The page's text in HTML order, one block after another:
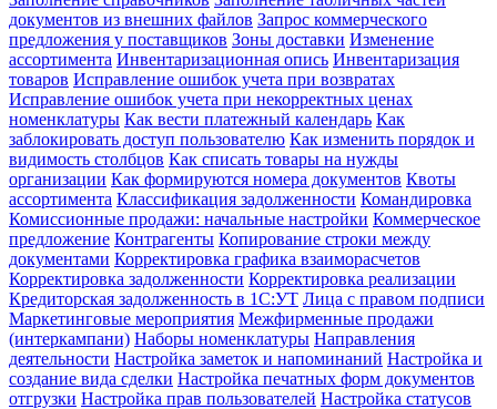
документов из внешних файлов Запрос коммерческого
предложения у поставщиков Зоны доставки Изменение
ассортимента Инвентаризационная опись Инвентаризация
товаров Исправление ошибок учета при возвратах
Исправление ошибок учета при некорректных ценах
номенклатуры Как вести платежный календарь Как
заблокировать доступ пользователю Как изменить порядок и
видимость столбцов Как списать товары на нужды
организации Как формируются номера документов Квоты
ассортимента Классификация задолженности Командировка
Комиссионные продажи: начальные настройки Коммерческое
предложение Контрагенты Копирование строки между
документами Корректировка графика взаиморасчетов
Корректировка задолженности Корректировка реализации
Кредиторская задолженность в 1С:УТ Лица с правом подписи
Маркетинговые мероприятия Межфирменные продажи
(интеркампани) Наборы номенклатуры Направления
деятельности Настройка заметок и напоминаний Настройка и
создание вида сделки Настройка печатных форм документов
отгрузки Настройка прав пользователей Настройка статусов